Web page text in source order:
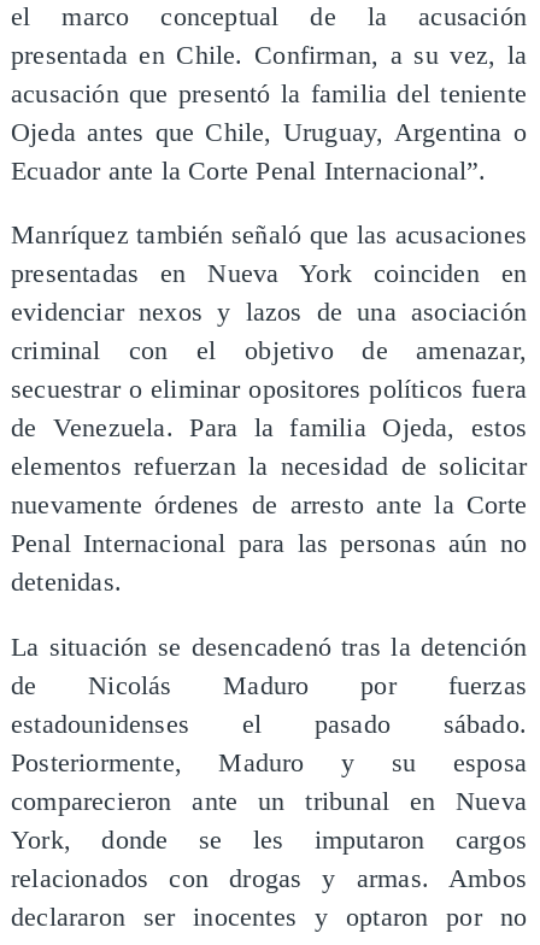
el marco conceptual de la acusación
presentada en Chile. Confirman, a su vez, la
acusación que presentó la familia del teniente
Ojeda antes que Chile, Uruguay, Argentina o
Ecuador ante la Corte Penal Internacional”.
Manríquez también señaló que las acusaciones
presentadas en Nueva York coinciden en
evidenciar nexos y lazos de una asociación
criminal con el objetivo de amenazar,
secuestrar o eliminar opositores políticos fuera
de Venezuela. Para la familia Ojeda, estos
elementos refuerzan la necesidad de solicitar
nuevamente órdenes de arresto ante la Corte
Penal Internacional para las personas aún no
detenidas.
La situación se desencadenó tras la detención
de Nicolás Maduro por fuerzas
estadounidenses el pasado sábado.
Posteriormente, Maduro y su esposa
comparecieron ante un tribunal en Nueva
York, donde se les imputaron cargos
relacionados con drogas y armas. Ambos
declararon ser inocentes y optaron por no